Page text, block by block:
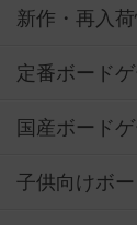
新作・再入
定番ボード
国産ボード
子供向けボ